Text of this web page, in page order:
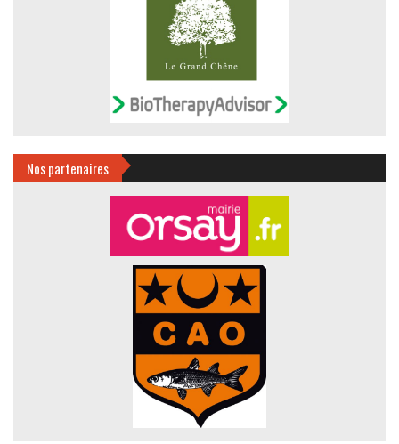
Nos partenaires